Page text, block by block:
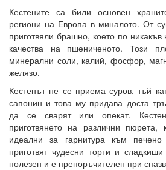
Кестените са били основен
региони на Европа в миналото. От
приготвяли брашно, което по
качества на пшениченото. Този
минерални соли, калий, фосфор,
желязо.
Кестенът не се приема суров, тъй
сапонин и това му придава доста
да се сварят или опекат.
приготвянето на различни
идеални за гарнитура към
приготвят чудесни торти и
полезен и е препоръчителен при